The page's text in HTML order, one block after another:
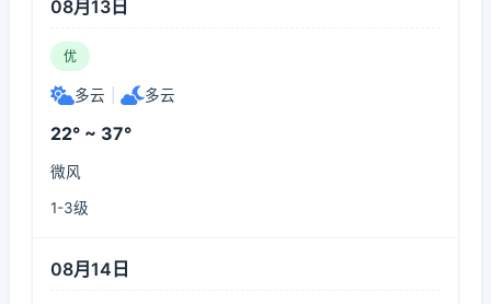
08月13日
优
多云 多云
22° ~ 37°
微风
1-3级
08月14日